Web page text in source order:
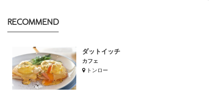
RECOMMEND
ダットイッチ
カフェ
トンロー